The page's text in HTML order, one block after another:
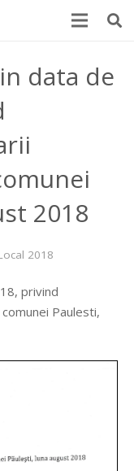
data de
2018
2018
privind
Paulesti,